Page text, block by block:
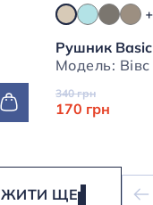
Рушник Basic
340 грн
170 грн
ЩЕ